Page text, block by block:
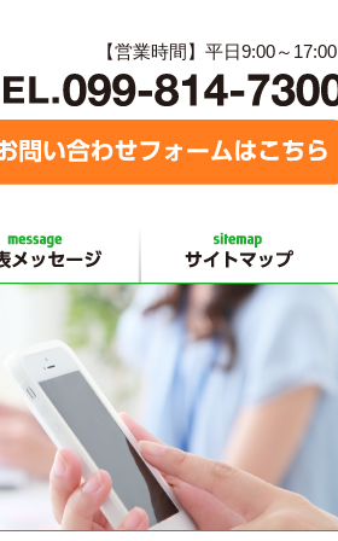
【営業時間】平日9:00～17:00